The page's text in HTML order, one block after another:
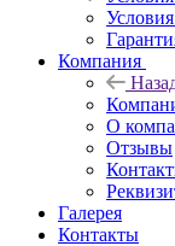
Компания
О
Отзывы
Галерея
Контакты